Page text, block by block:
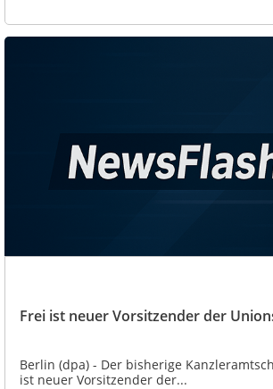
Frei ist neuer Vorsitzender der
Berlin (dpa) - Der bisherige
ist neuer Vorsitzender der...